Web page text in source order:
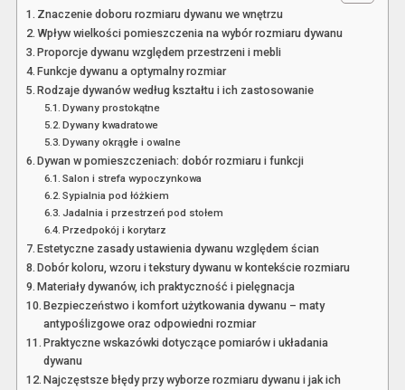
Znaczenie doboru rozmiaru dywanu we wnętrzu
Wpływ wielkości pomieszczenia na wybór rozmiaru dywanu
Proporcje dywanu względem przestrzeni i mebli
Funkcje dywanu a optymalny rozmiar
Rodzaje dywanów według kształtu i ich zastosowanie
Dywany prostokątne
Dywany kwadratowe
Dywany okrągłe i owalne
Dywan w pomieszczeniach: dobór rozmiaru i funkcji
Salon i strefa wypoczynkowa
Sypialnia pod łóżkiem
Jadalnia i przestrzeń pod stołem
Przedpokój i korytarz
Estetyczne zasady ustawienia dywanu względem ścian
Dobór koloru, wzoru i tekstury dywanu w kontekście rozmiaru
Materiały dywanów, ich praktyczność i pielęgnacja
Bezpieczeństwo i komfort użytkowania dywanu – maty
antypoślizgowe oraz odpowiedni rozmiar
Praktyczne wskazówki dotyczące pomiarów i układania
dywanu
Najczęstsze błędy przy wyborze rozmiaru dywanu i jak ich